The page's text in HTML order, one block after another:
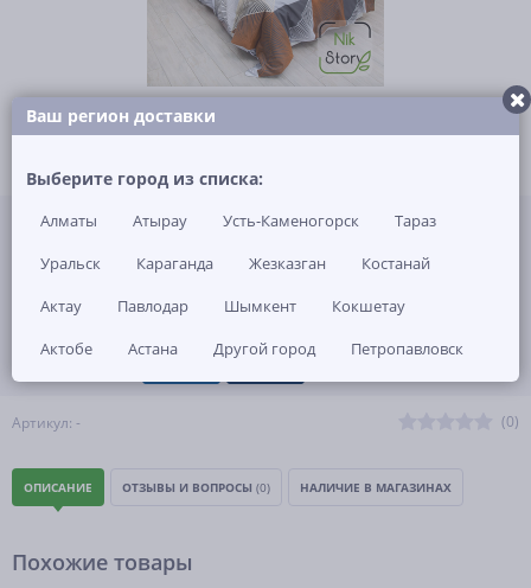
Артикул: - (0)
Не указана цена за 1 шт
ОПИСАНИЕ ОТЗЫВЫ И ВОПРОСЫ (0) НАЛИЧИЕ В МАГАЗИНАХ
Похожие товары
Ваш регион доставки
Выберите город из списка:
Алматы Атырау Усть-Каменогорск
Тараз
Уральск
Караганда Жезказган
Костанай
Актау
Павлодар Шымкент
Кокшетау
Актобе
Астана Другой город Петропавловск